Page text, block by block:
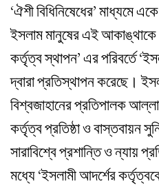
‘ঐশী বিধিনিষেধের’ মাধ্যমে
ইসলাম মানুষের এই আকাঙ্থাকে
কর্তৃত্ব স্থাপন’ এর পরিবর্তে
দ্বারা প্রতিস্থাপন করেছে।
বিশ্বজাহানের প্রতিপালক
কর্তৃত্ব প্রতিষ্ঠা ও বাস্তবায়ন
সারাবিশ্বে প্রশান্তি ও ন্যায়
মধ্যে ‘ইসলামী আদর্শের